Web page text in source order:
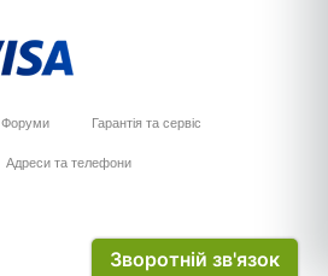
Форуми Гарантія та сервіс
Адреси та телефони